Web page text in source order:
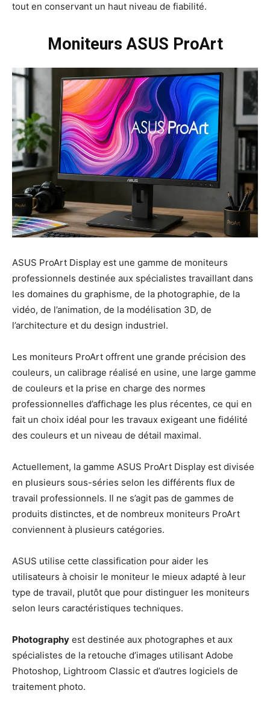
tout en conservant un haut niveau de fiabilité.
Moniteurs ASUS ProArt
ASUS ProArt Display est une gamme de moniteurs
professionnels destinée aux spécialistes travaillant dans
les domaines du graphisme, de la photographie, de la
vidéo, de l’animation, de la modélisation 3D, de
l’architecture et du design industriel.
Les moniteurs ProArt offrent une grande précision des
couleurs, un calibrage réalisé en usine, une large gamme
de couleurs et la prise en charge des normes
professionnelles d’affichage les plus récentes, ce qui en
fait un choix idéal pour les travaux exigeant une fidélité
des couleurs et un niveau de détail maximal.
Actuellement, la gamme ASUS ProArt Display est divisée
en plusieurs sous-séries selon les différents flux de
travail professionnels. Il ne s’agit pas de gammes de
produits distinctes, et de nombreux moniteurs ProArt
conviennent à plusieurs catégories.
ASUS utilise cette classification pour aider les
utilisateurs à choisir le moniteur le mieux adapté à leur
type de travail, plutôt que pour distinguer les moniteurs
selon leurs caractéristiques techniques.
Photography est destinée aux photographes et aux
spécialistes de la retouche d’images utilisant Adobe
Photoshop, Lightroom Classic et d’autres logiciels de
traitement photo.